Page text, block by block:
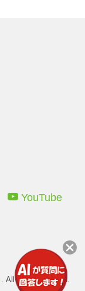
YouTube
. All rights reserved.